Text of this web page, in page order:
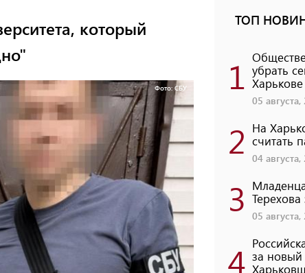
который
Фото: СБУ
ТОП
1 убрать
Харькове
05
2 На
считать
04
3 05
4 за новый